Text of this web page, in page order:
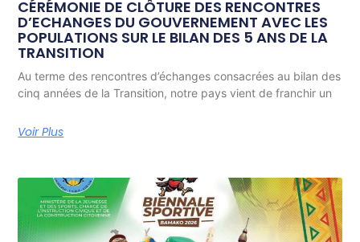
CÉRÉMONIE DE CLÔTURE DES RENCONTRES
D’ECHANGES DU GOUVERNEMENT AVEC LES
POPULATIONS SUR LE BILAN DES 5 ANS DE LA
TRANSITION
Au terme des rencontres d’échanges consacrées au bilan des
cinq années de la Transition, notre pays vient de franchir un
Voir Plus